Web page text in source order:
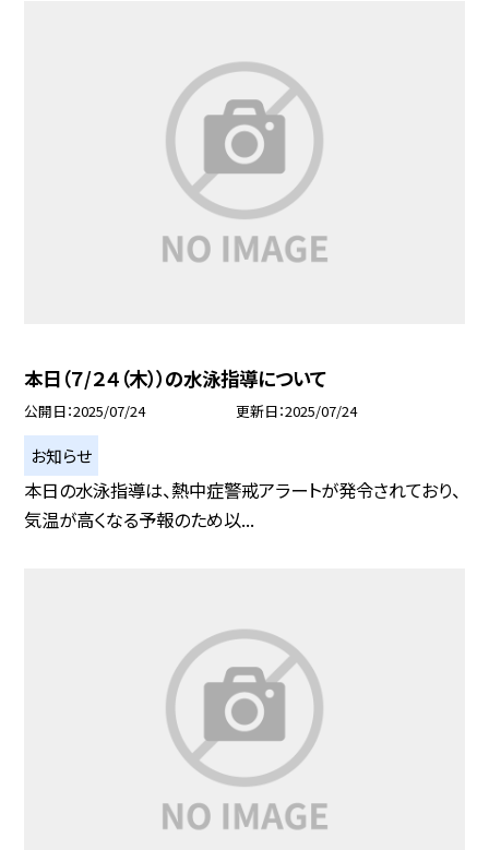
本日（７/２４（木））の水泳指導について
公開日 2025/07/24 更新日 2025/07/24
お知らせ
本日の水泳指導は、熱中症警戒アラートが発令されており、
気温が高くなる予報のため以...